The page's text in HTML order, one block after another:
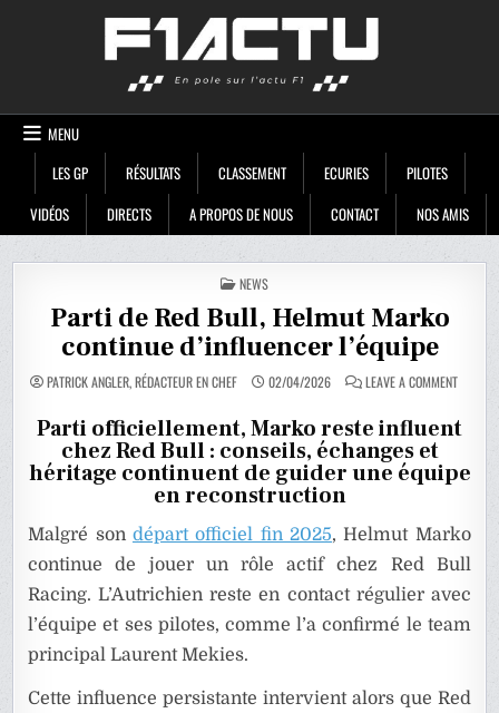
MENU
LES GP
RÉSULTATS CLASSEMENT ECURIES
PILOTES
VIDÉOS
DIRECTS A PROPOS DE NOUS CONTACT NOS AMIS
POSTED
IN
NEWS
Parti de Red Bull, Helmut Marko
continue d’influencer l’équipe
PATRICK ANGLER, RÉDACTEUR EN CHEF 02/04/2026 LEAVE A COMMENTON
RED
BULL,
Parti officiellement, Marko reste influent
chez Red Bull : conseils, échanges et
héritage continuent de guider une équipe
en reconstruction
Malgré son départ officiel fin 2025, Helmut Marko
continue de jouer un rôle actif chez Red Bull
Racing. L’Autrichien reste en contact régulier avec
l’équipe et ses pilotes, comme l’a confirmé le team
principal Laurent Mekies.
Cette influence persistante intervient alors que Red